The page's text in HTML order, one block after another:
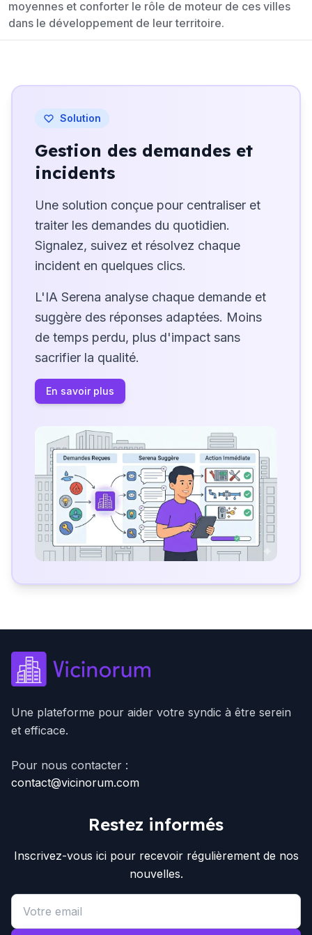
moyennes et conforter le rôle de moteur de ces villes
dans le développement de leur territoire.
Solution
Gestion des demandes et
incidents
Une solution conçue pour centraliser et
traiter les demandes du quotidien.
Signalez, suivez et résolvez chaque
incident en quelques clics.
L'IA Serena analyse chaque demande et
suggère des réponses adaptées. Moins
de temps perdu, plus d'impact sans
sacrifier la qualité.
En savoir plus
Une plateforme pour aider votre syndic à être serein
et efficace.
Pour nous contacter :
contact@vicinorum.com
Restez informés
Inscrivez-vous ici pour recevoir régulièrement de nos
nouvelles.
Email address